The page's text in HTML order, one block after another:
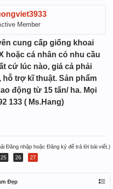
Member
cung cấp giống khoai
hoặc cá nhân có nhu cầu
cứ lúc nào, giá cả phải
trợ kĩ thuật. Sản phẩm
động từ 15 tấn/ ha. Mọi
133 ( Ms.Hang)
Đăng nhập hoặc Đăng ký để trả lời bài viết.)
25 26 27
Đẹp